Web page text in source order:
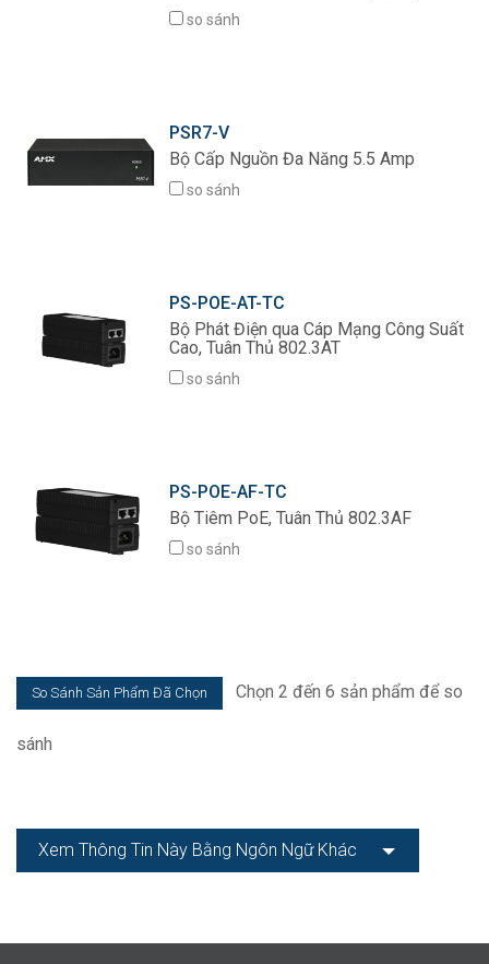
so sánh
PSR7-V
Bộ Cấp Nguồn Đa Năng 5.5 Amp
so sánh
PS-POE-AT-TC
Bộ Phát Điện qua Cáp Mạng Công Suất
Cao, Tuân Thủ 802.3AT
so sánh
PS-POE-AF-TC
Bộ Tiêm PoE, Tuân Thủ 802.3AF
so sánh
Chọn 2 đến 6 sản phẩm để so
sánh
Xem Thông Tin Này Bằng Ngôn Ngữ Khác